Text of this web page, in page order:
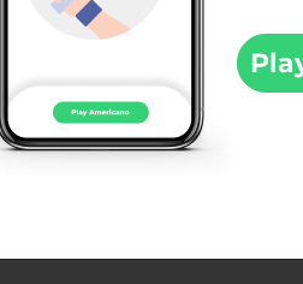
Zur Turnierseite